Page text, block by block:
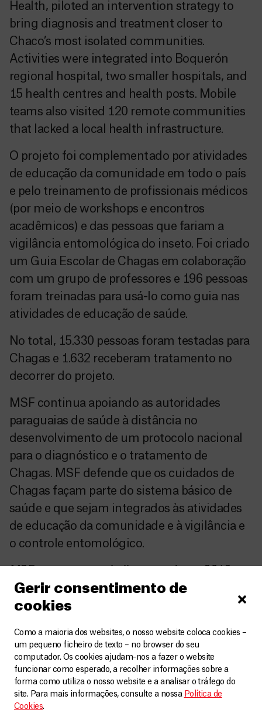
Gerir consentimento de
cookies
Como a maioria dos websites, o nosso website coloca cookies –
um pequeno ficheiro de texto – no browser do seu
computador. Os cookies ajudam-nos a fazer o website
funcionar como esperado, a recolher informações sobre a
forma como utiliza o nosso website e a analisar o tráfego do
site. Para mais informações, consulte a nossa Política de
Cookies.
Health, piloted an intervention strategy to
bring diagnosis and treatment closer to
Chaco’s most isolated communities.
Activities were integrated into Boquerón
regional hospital, two smaller hospitals, and
15 health centres and health posts. Mobile
teams also visited 120 remote communities
that lacked a local health infrastructure.
O projeto foi complementado por atividades
de educação da comunidade em todo o país
e pelo treinamento de profissionais médicos
(por meio de workshops e encontros
acadêmicos) e das pessoas que fariam a
vigilância entomológica do inseto. Foi criado
um Guia Escolar de Chagas em colaboração
com um grupo de professores e 196 pessoas
foram treinadas para usá-lo como guia nas
atividades de educação de saúde.
No total, 15.330 pessoas foram testadas para
Chagas e 1.632 receberam tratamento no
decorrer do projeto.
MSF continua apoiando as autoridades
paraguaias de saúde à distância no
desenvolvimento de um protocolo nacional
para o diagnóstico e o tratamento de
Chagas. MSF defende que os cuidados de
Chagas façam parte do sistema básico de
saúde e que sejam integrados às atividades
de educação da comunidade e à vigilância e
o controle entomológico.
Você pode gostar